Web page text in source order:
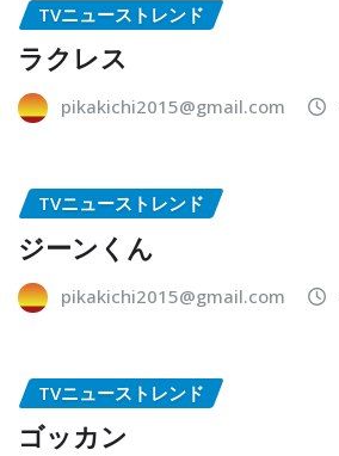
TVニューストレンド
ラクレス
pikakichi2015@gmail.com
TVニューストレンド
ジーンくん
pikakichi2015@gmail.com
TVニューストレンド
ゴッカン